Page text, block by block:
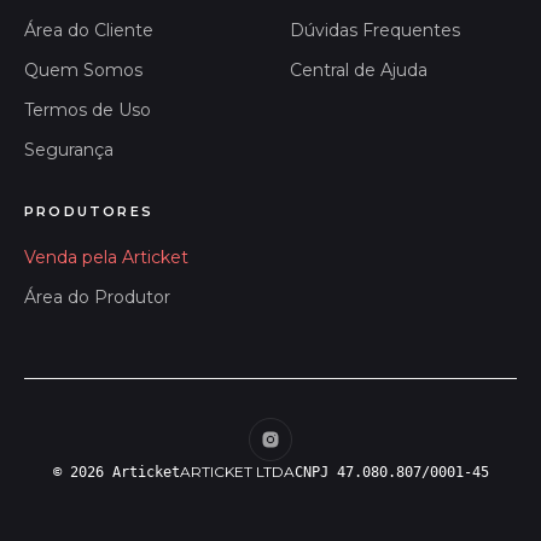
Área do Cliente
Quem Somos
Termos de Uso
Segurança
Dúvidas Frequentes
Central de Ajuda
PRODUTORES
Venda pela Articket
Área do Produtor
© 2026 ArticketARTICKET LTDACNPJ 47.080.807/0001-45